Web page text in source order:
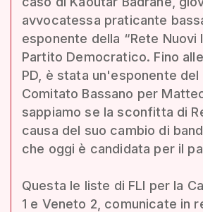
avvocatessa praticante
esponente della “Rete Nuovi
Partito Democratico. Fino
PD, è stata un'esponente
Comitato Bassano per
sappiamo se la sconfitta di
causa del suo cambio di
che oggi è candidata per il
Questa le liste di FLI per la
1 e Veneto 2, comunicate in